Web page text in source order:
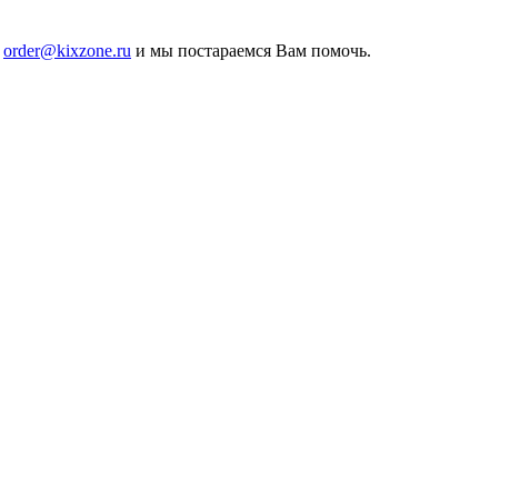
order@kixzone.ru и мы постараемся Вам помочь.